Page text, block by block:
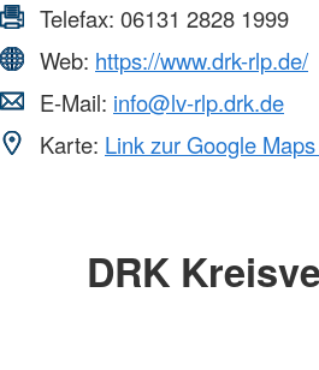
Telefax: 06131 2828 1999
Web: https://www.drk-rlp.de/
E-Mail: info@lv-rlp.drk.de
Karte: Link zur Google
DRK